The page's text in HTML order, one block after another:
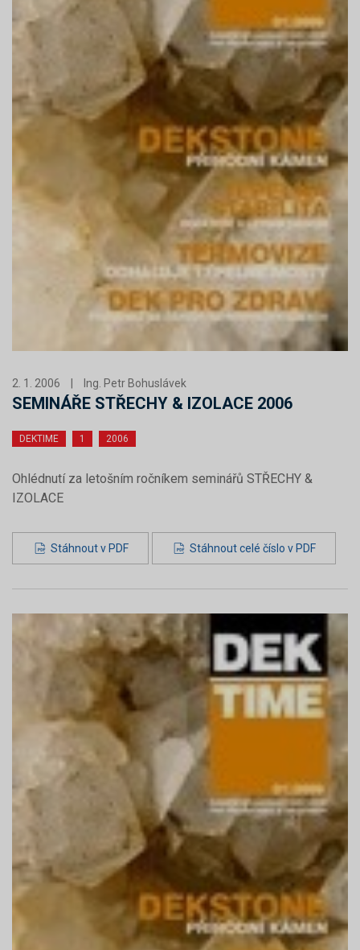
2. 1. 2006 Ing. Petr Bohuslávek
SEMINÁŘE STŘECHY & IZOLACE 2006
DEKTIME 1 2006
Ohlédnutí za letošním ročníkem seminářů STŘECHY &
IZOLACE
Stáhnout v PDF Stáhnout celé číslo v PDF